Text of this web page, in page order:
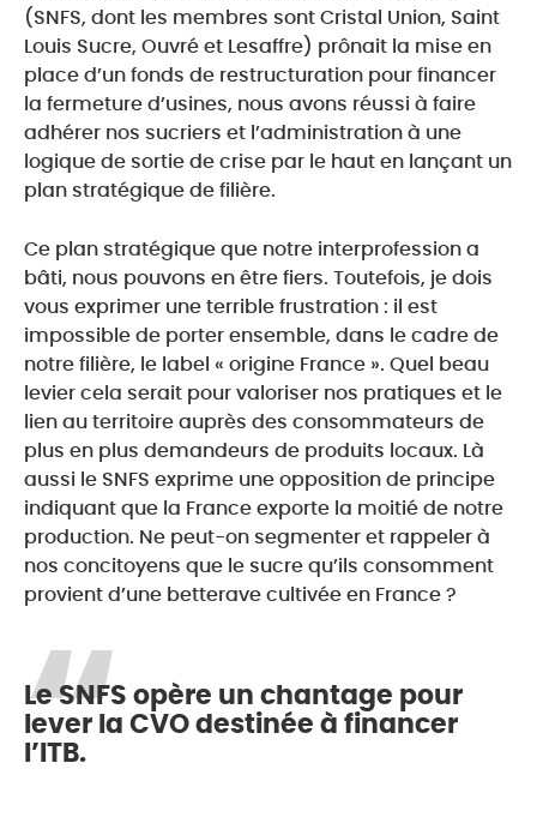
(SNFS, dont les membres sont Cristal Union, Saint
Louis Sucre, Ouvré et Lesaffre) prônait la mise en
place d’un fonds de restructuration pour financer
la fermeture d’usines, nous avons réussi à faire
adhérer nos sucriers et l’administration à une
logique de sortie de crise par le haut en lançant un
plan stratégique de filière.
Ce plan stratégique que notre interprofession a
bâti, nous pouvons en être fiers. Toutefois, je dois
vous exprimer une terrible frustration : il est
impossible de porter ensemble, dans le cadre de
notre filière, le label « origine France ». Quel beau
levier cela serait pour valoriser nos pratiques et le
lien au territoire auprès des consommateurs de
plus en plus demandeurs de produits locaux. Là
aussi le SNFS exprime une opposition de principe
indiquant que la France exporte la moitié de notre
production. Ne peut-on segmenter et rappeler à
nos concitoyens que le sucre qu’ils consomment
provient d’une betterave cultivée en France ?
Le SNFS opère un chantage pour
lever la CVO destinée à financer
l’ITB.